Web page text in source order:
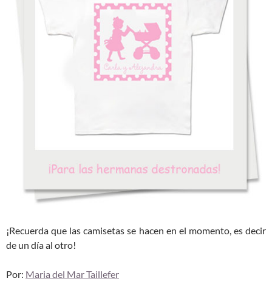
¡Recuerda que las camisetas se hacen en el momento, es decir
de un día al otro!
Por: Maria del Mar Taillefer